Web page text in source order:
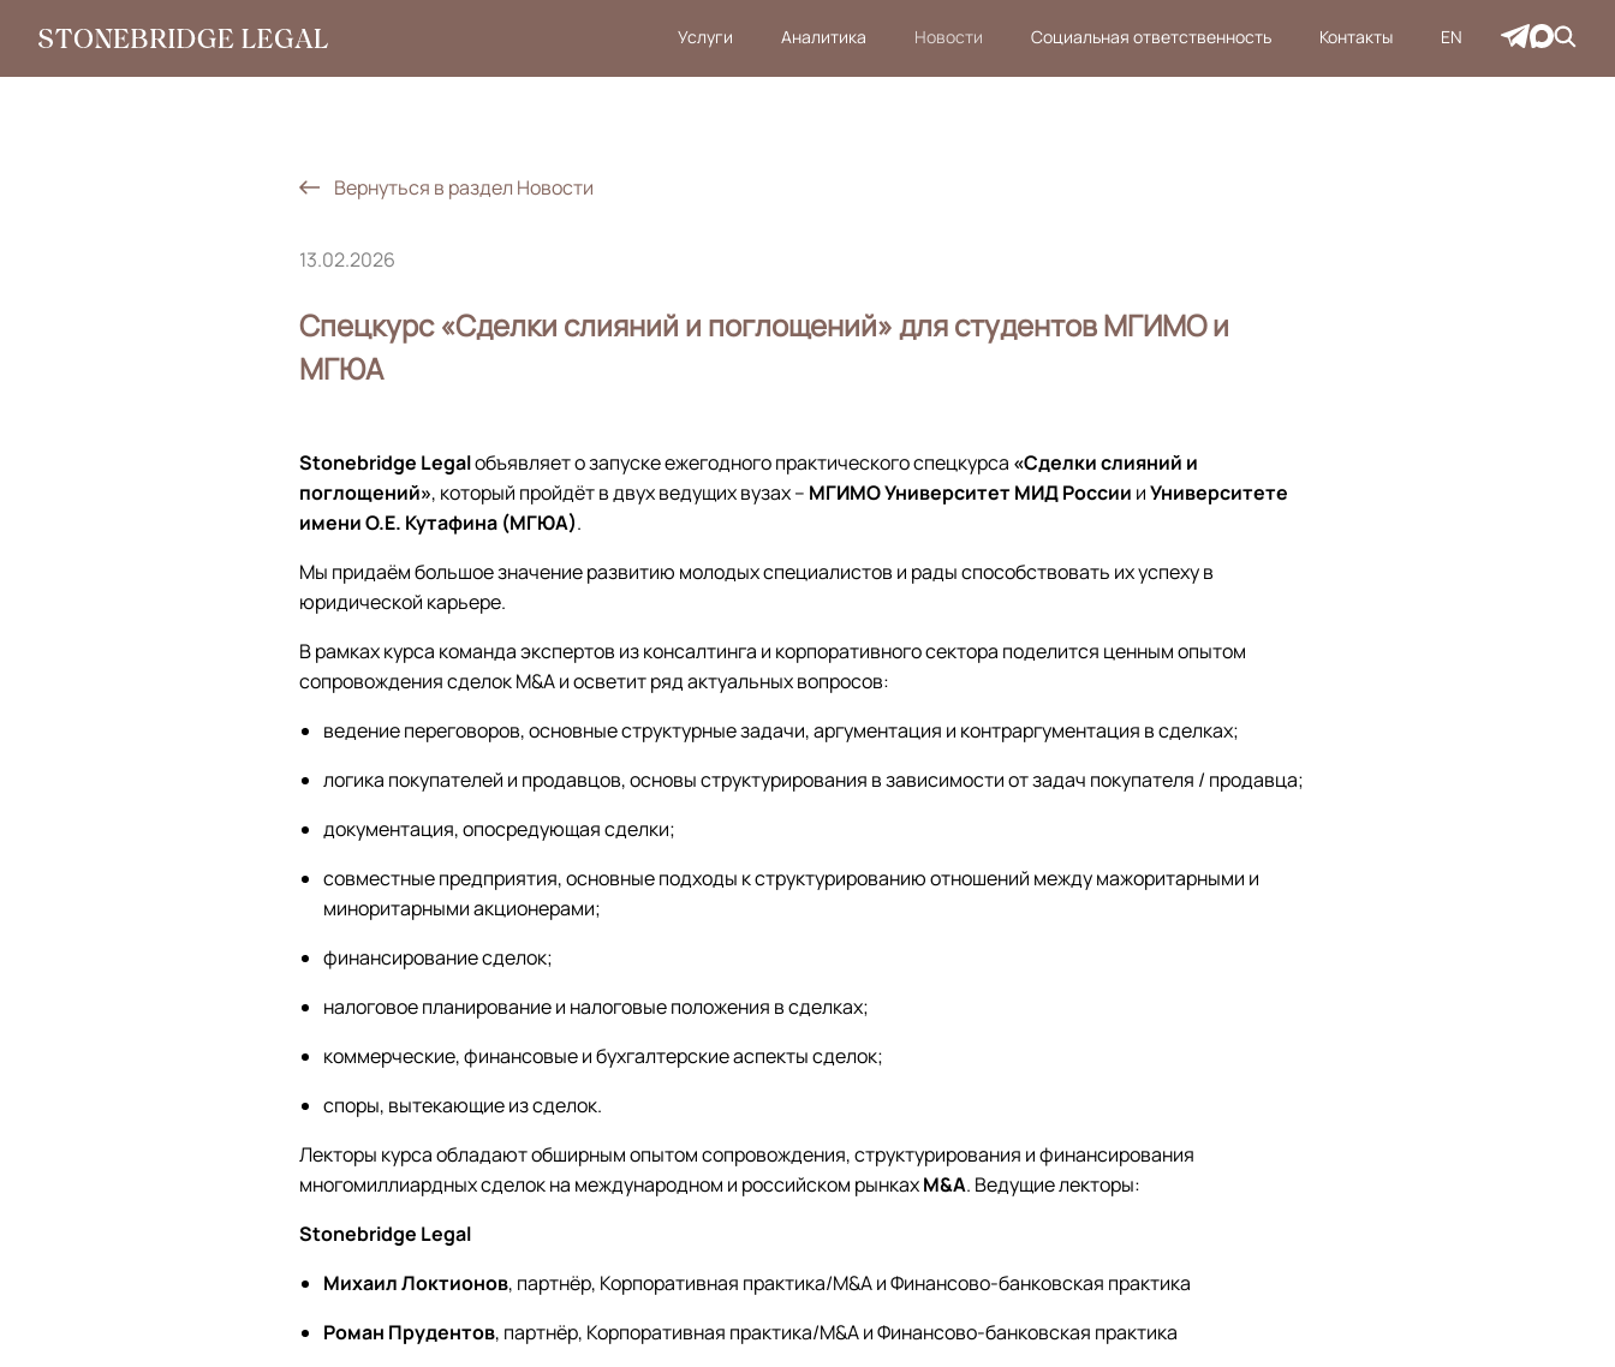
Услуги Аналитика Новости Социальная ответственность Контакты EN
Вернуться в раздел Новости
13.02.2026
Спецкурс «Сделки слияний и поглощений» для студентов МГИМО и
МГЮА
Stonebridge Legalобъявляет о запуске ежегодного практического спецкурса «Сделки слияний и
поглощений», который пройдёт в двух ведущих вузах – МГИМО Университет МИД России иУниверситете
имени О.Е. Кутафина (МГЮА).
Мы придаём большое значение развитию молодых специалистов и рады способствовать их успеху в
юридической карьере.
В рамках курса команда экспертов из консалтинга и корпоративного сектора поделится ценным опытом
сопровождения сделок M&A и осветит ряд актуальных вопросов:
ведение переговоров, основные структурные задачи, аргументация и контраргументация в сделках;
логика покупателей и продавцов, основы структурирования в зависимости от задач покупателя / продавца;
документация, опосредующая сделки;
совместные предприятия, основные подходы к структурированию отношений между мажоритарными и
миноритарными акционерами;
финансирование сделок;
налоговое планирование и налоговые положения в сделках;
коммерческие, финансовые и бухгалтерские аспекты сделок;
споры, вытекающие из сделок.
Лекторы курсаобладают обширным опытом сопровождения, структурирования и финансирования
многомиллиардных сделок на международном и российском рынкахM&A. Ведущие лекторы:
Stonebridge Legal
Михаил Локтионов, партнёр, Корпоративная практика/M&A и Финансово-банковская практика
Роман Прудентов, партнёр, Корпоративная практика/M&A и Финансово-банковская практика